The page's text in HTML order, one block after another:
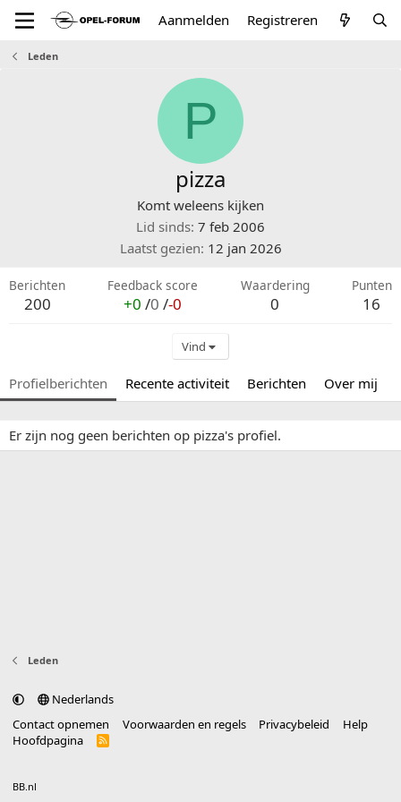
Aanmelden Registreren
Leden
P
pizza
Komt weleens kijken
Lid sinds 7 feb 2006
Laatst gezien 12 jan 2026
Berichten
200
Feedback score
+0 /0 /-0
Waardering
0
Punten
16
Vind
Profielberichten Recente activiteit Berichten Over mij
Er zijn nog geen berichten op pizza's profiel.
Leden
Nederlands
Contact opnemen
Voorwaarden en regels Privacybeleid
Help
Hoofdpagina
R
BB.nl